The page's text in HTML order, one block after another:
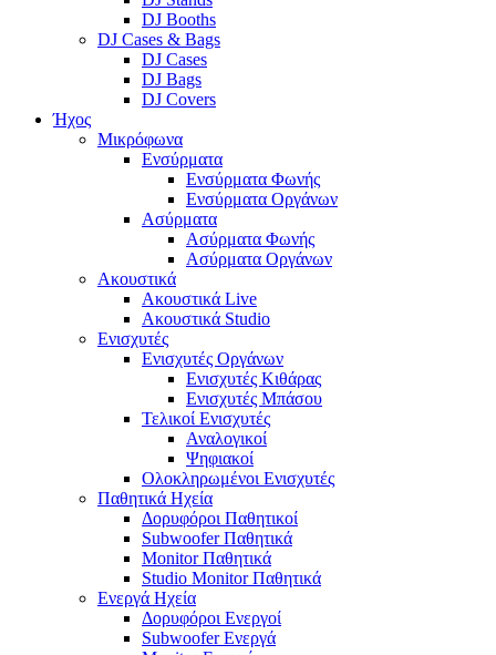
DJ Booths
DJ Cases & Bags
DJ Cases
DJ Bags
DJ Covers
Ήχος
Μικρόφωνα
Ενσύρματα
Ενσύρματα Φωνής
Ενσύρματα Οργάνων
Ασύρματα
Ασύρματα Φωνής
Ασύρματα Οργάνων
Ακουστικά
Ακουστικά Live
Ακουστικά Studio
Ενισχυτές
Ενισχυτές Οργάνων
Ενισχυτές Κιθάρας
Ενισχυτές Μπάσου
Τελικοί Ενισχυτές
Αναλογικοί
Ψηφιακοί
Ολοκληρωμένοι Ενισχυτές
Παθητικά Ηχεία
Δορυφόροι Παθητικοί
Subwoofer Παθητικά
Monitor Παθητικά
Studio Monitor Παθητικά
Ενεργά Ηχεία
Δορυφόροι Ενεργοί
Subwoofer Ενεργά